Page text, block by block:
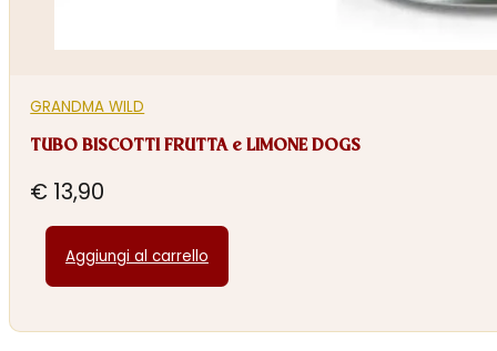
GRANDMA WILD
TUBO BISCOTTI FRUTTA e LIMONE DOGS
€ 13,90
Aggiungi al carrello